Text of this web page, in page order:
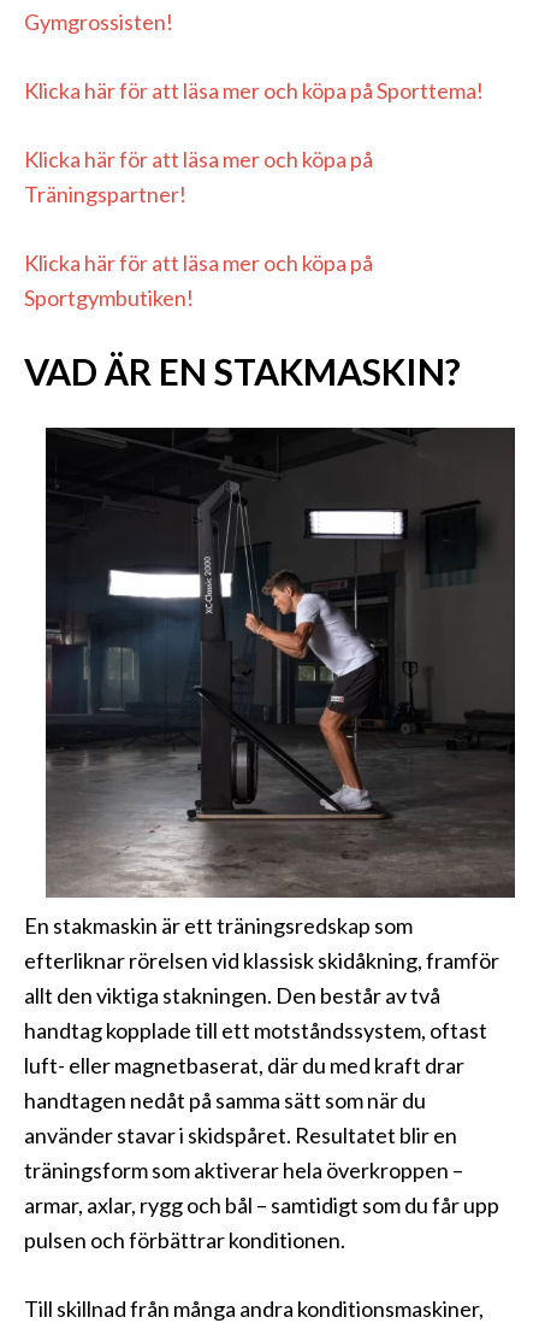
Gymgrossisten!
Klicka här för att läsa mer och köpa på Sporttema!
Klicka här för att läsa mer och köpa på
Träningspartner!
Klicka här för att läsa mer och köpa på
Sportgymbutiken!
VAD ÄR EN STAKMASKIN?
En stakmaskin är ett träningsredskap som
efterliknar rörelsen vid klassisk skidåkning, framför
allt den viktiga stakningen. Den består av två
handtag kopplade till ett motståndssystem, oftast
luft- eller magnetbaserat, där du med kraft drar
handtagen nedåt på samma sätt som när du
använder stavar i skidspåret. Resultatet blir en
träningsform som aktiverar hela överkroppen –
armar, axlar, rygg och bål – samtidigt som du får upp
pulsen och förbättrar konditionen.
Till skillnad från många andra konditionsmaskiner,